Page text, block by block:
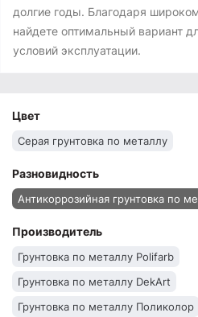
долгие годы. Благодаря
найдете оптимальный вариант
условий эксплуатации.
Цвет
Серая грунтовка по металлу
Разновидность
Антикоррозийная грунтовка по
Производитель
Грунтовка по металлу Polifarb
Грунтовка по металлу DekArt
Грунтовка по металлу Поликолор